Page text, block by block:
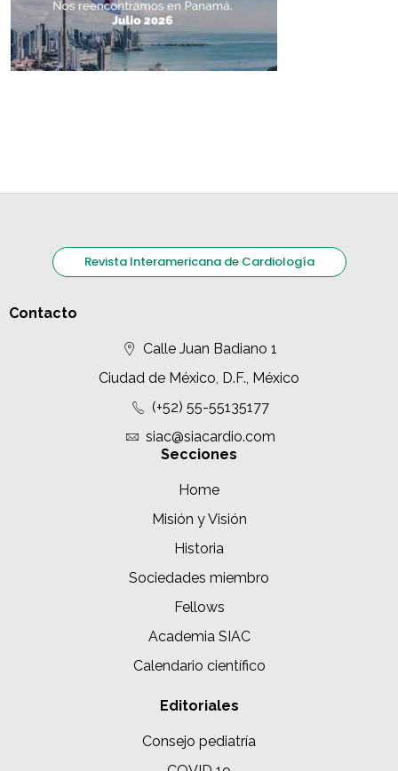
Revista Interamericana de Cardiología
Contacto
Calle Juan Badiano 1
Ciudad de México, D.F., México
(+52) 55-55135177
siac@siacardio.com
Secciones
Home
Misión y Visión
Historia
Sociedades miembro
Fellows
Academia SIAC
Calendario científico
Editoriales
Consejo pediatría